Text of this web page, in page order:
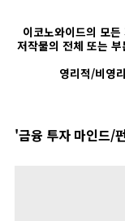
이코노와이드의 모
저작물의 전체 또는
영리적/비영
'금융 투자 마인드/